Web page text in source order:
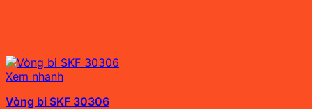
Xem nhanh
Vòng bi SKF 30306